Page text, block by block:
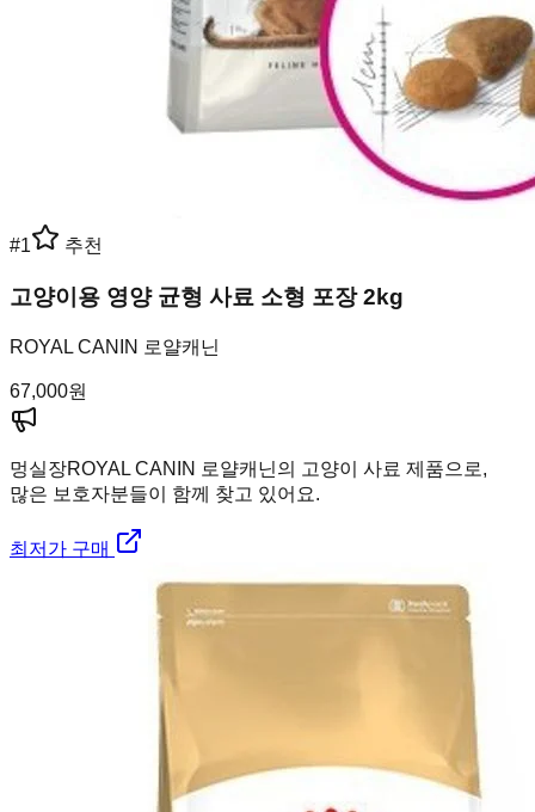
#1 추천
고양이용 영양 균형 사료 소형 포장 2kg
ROYAL CANIN 로얄캐닌
67,000원
멍실장ROYAL CANIN 로얄캐닌의 고양이 사료 제품으로,
많은 보호자분들이 함께 찾고 있어요.
최저가 구매